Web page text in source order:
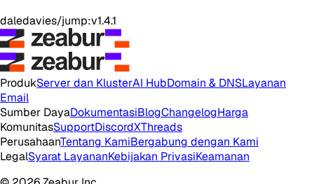
daledavies/jump:v1.4.1
ProdukServer dan KlusterAI HubDomain & DNSLayanan
Email
Sumber DayaDokumentasiBlogChangelogHarga
KomunitasSupportDiscordXThreads
PerusahaanTentang KamiBergabung dengan Kami
LegalSyarat LayananKebijakan PrivasiKeamanan